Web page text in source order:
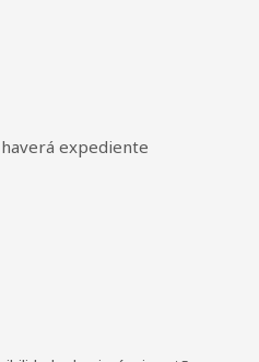
expediente